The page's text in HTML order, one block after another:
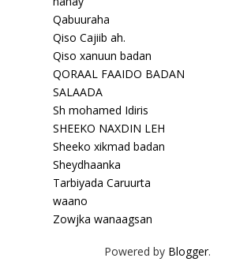
Qabuuraha
Qiso Cajiib ah.
Qiso xanuun badan
QORAAL FAAIDO BADAN
SALAADA
Sh mohamed Idiris
SHEEKO NAXDIN LEH
Sheeko xikmad badan
Sheydhaanka
Tarbiyada Caruurta
waano
Zowjka wanaagsan
Powered by Blogger.